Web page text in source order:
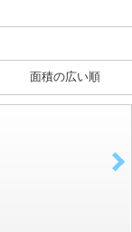
面積の広い順